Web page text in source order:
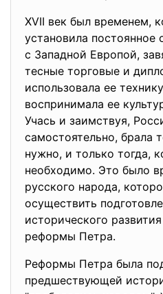
XVII век был временем,
установила постоянное
с Западной Европой,
тесные торговые и
использовала ее
воспринимала ее
Учась и заимствуя,
самостоятельно, брала
нужно, и только тогда,
необходимо. Это было
русского народа,
осуществить
исторического
реформы Петра.
Реформы Петра была
предшествующей